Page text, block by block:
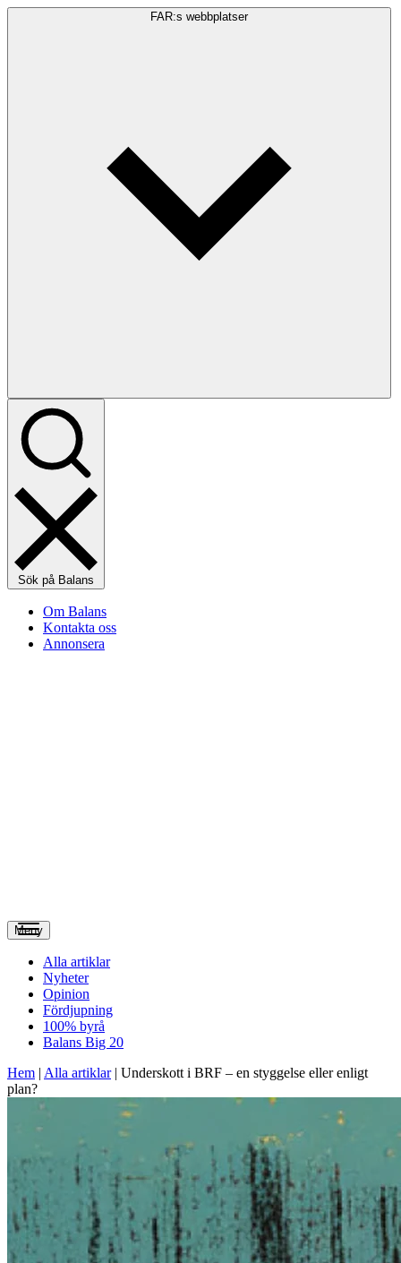
FAR:s webbplatser
Sök på Balans
Om Balans
Kontakta oss
Annonsera
Meny
Alla artiklar
Nyheter
Opinion
Fördjupning
100% byrå
Balans Big 20
Hem | Alla artiklar| Underskott i BRF – en styggelse eller enligt
plan?